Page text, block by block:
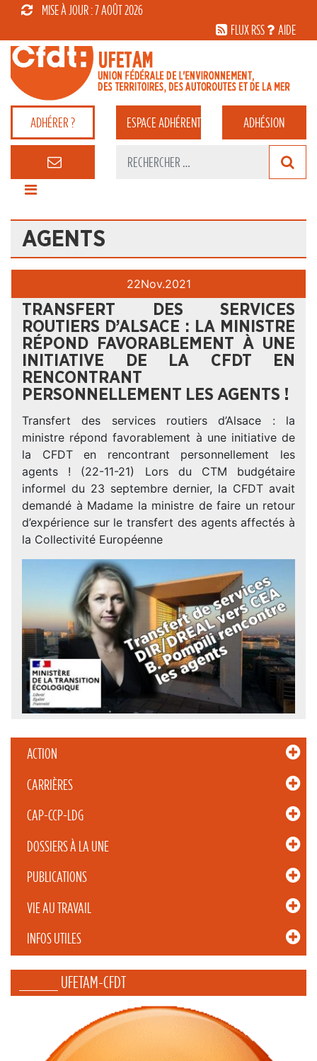
MISE À JOUR : 7 AOÛT 2026
FLUX RSS
AIDE
ADHÉRER ? ESPACEADHÉRENT ADHÉSION
AGENTS
ACTION
CARRIÈRES
CAP-CCP-LDG
DOSSIERS À LA UNE
PUBLICATIONS
VIE AU TRAVAIL
INFOS UTILES
_____ UFETAM-CFDT
22Nov.2021
TRANSFERT DES SERVICES
ROUTIERS D’ALSACE : LA MINISTRE
RÉPOND FAVORABLEMENT À UNE
INITIATIVE DE LA CFDT EN
RENCONTRANT
PERSONNELLEMENT LES AGENTS !
Transfert des services routiers d’Alsace : la
ministre répond favorablement à une initiative de
la CFDT en rencontrant personnellement les
agents ! (22-11-21) Lors du CTM budgétaire
informel du 23 septembre dernier, la CFDT avait
demandé à Madame la ministre de faire un retour
d’expérience sur le transfert des agents affectés à
la Collectivité Européenne